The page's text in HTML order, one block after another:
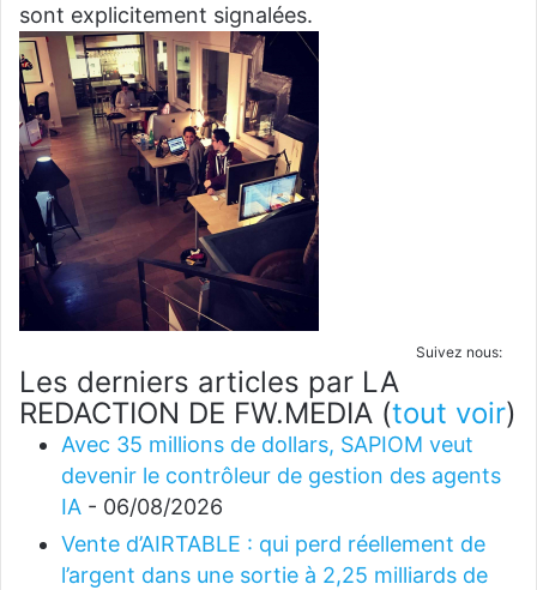
sont explicitement signalées.
Suivez nous:
Les derniers articles par LA
REDACTION DE FW.MEDIA (tout voir)
Avec 35 millions de dollars, SAPIOM veut
devenir le contrôleur de gestion des agents
IA - 06/08/2026
Vente d’AIRTABLE : qui perd réellement de
l’argent dans une sortie à 2,25 milliards de